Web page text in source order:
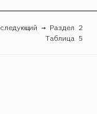
следующий → Раздел 2
Таблица 5